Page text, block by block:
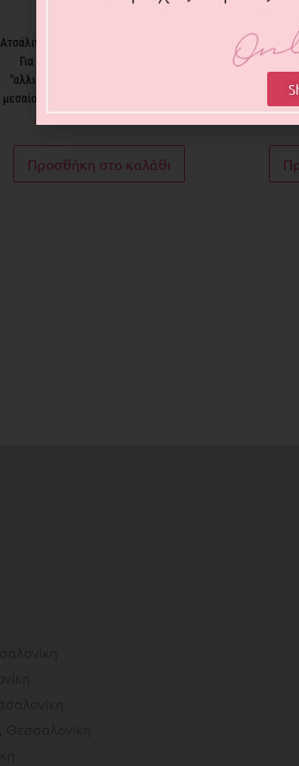
Ατσάλινα σκουλαρίκια σε ασημί χρώμα.
Για τις γυναίκες που αγαπούν το
"αλλιωτικο". Καρφωτά σκουλαρίκια
μεσαίου μεγέθους που προσομοιάζουν
μια δεμένη...
Προσθήκη στο καλάθι